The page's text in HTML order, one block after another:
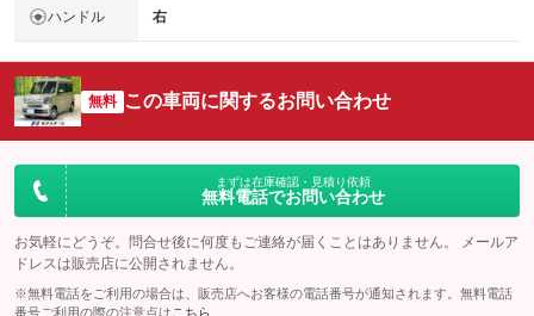
ハンドル 右
無料 この車両に関するお問い合わせ
まずは在庫確認・見積り依頼
無料電話でお問い合わせ
お気軽にどうぞ。問合せ後に何度もご連絡が届くことはありません。 メールア
ドレスは販売店に公開されません。
※無料電話をご利用の場合は、販売店へお客様の電話番号が通知されます。無料電話
番号ご利用の際の注意点は こちら